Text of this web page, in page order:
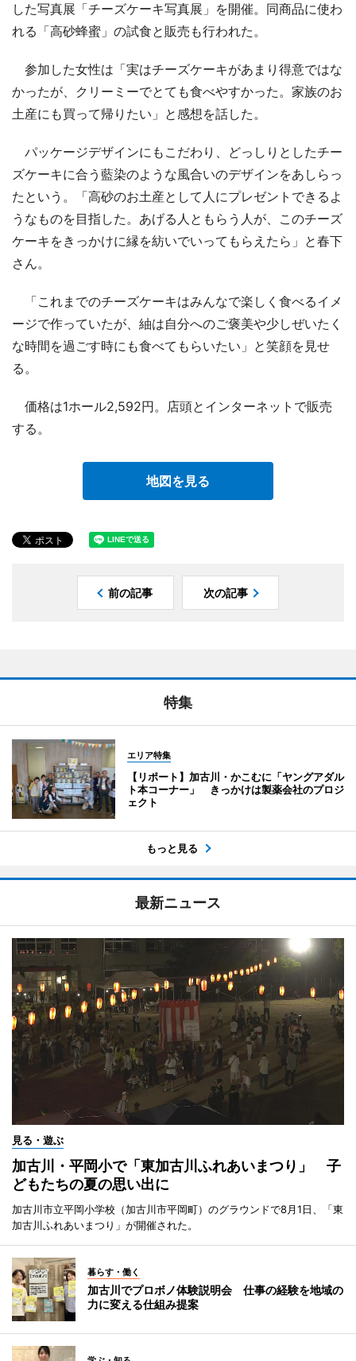
した写真展「チーズケーキ写真展」を開催。同商品に使わ
れる「高砂蜂蜜」の試食と販売も行われた。
参加した女性は「実はチーズケーキがあまり得意ではな
かったが、クリーミーでとても食べやすかった。家族のお
土産にも買って帰りたい」と感想を話した。
パッケージデザインにもこだわり、どっしりとしたチー
ズケーキに合う藍染のような風合いのデザインをあしらっ
たという。「高砂のお土産として人にプレゼントできるよ
うなものを目指した。あげる人ともらう人が、このチーズ
ケーキをきっかけに縁を紡いでいってもらえたら」と春下
さん。
「これまでのチーズケーキはみんなで楽しく食べるイメ
ージで作っていたが、紬は自分へのご褒美や少しぜいたく
な時間を過ごす時にも食べてもらいたい」と笑顔を見せ
る。
価格は1ホール2,592円。店頭とインターネットで販売
する。
地図を見る
前の記事 次の記事
特集
エリア特集
【リポート】加古川・かこむに「ヤングアダル
ト本コーナー」 きっかけは製薬会社のプロジ
ェクト
もっと見る
最新ニュース
見る・遊ぶ
加古川・平岡小で「東加古川ふれあいまつり」 子
どもたちの夏の思い出に
加古川市立平岡小学校（加古川市平岡町）のグラウンドで8月1日、「東
加古川ふれあいまつり」が開催された。
暮らす・働く
加古川でプロボノ体験説明会 仕事の経験を地域の
力に変える仕組み提案